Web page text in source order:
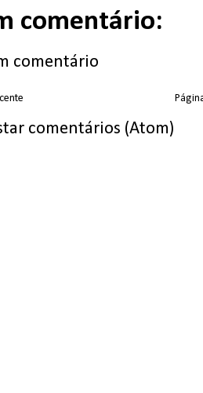
comentário:
comentário
comentários (Atom)